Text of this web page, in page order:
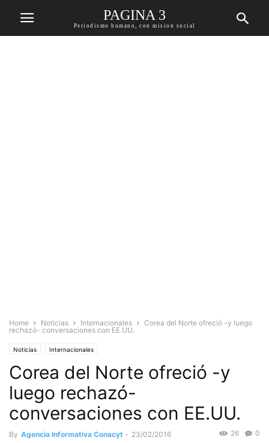
PAGINA 3
Periodismo humano, con mision social
Home Noticias Internacionales
Corea del Norte ofreció -y luego
rechazó- conversaciones con EE.UU.
Noticias Internacionales
Corea del Norte ofreció -y
luego rechazó-
conversaciones con EE.UU.
By Agencia Informativa Conacyt - 23/02/2016 0
26